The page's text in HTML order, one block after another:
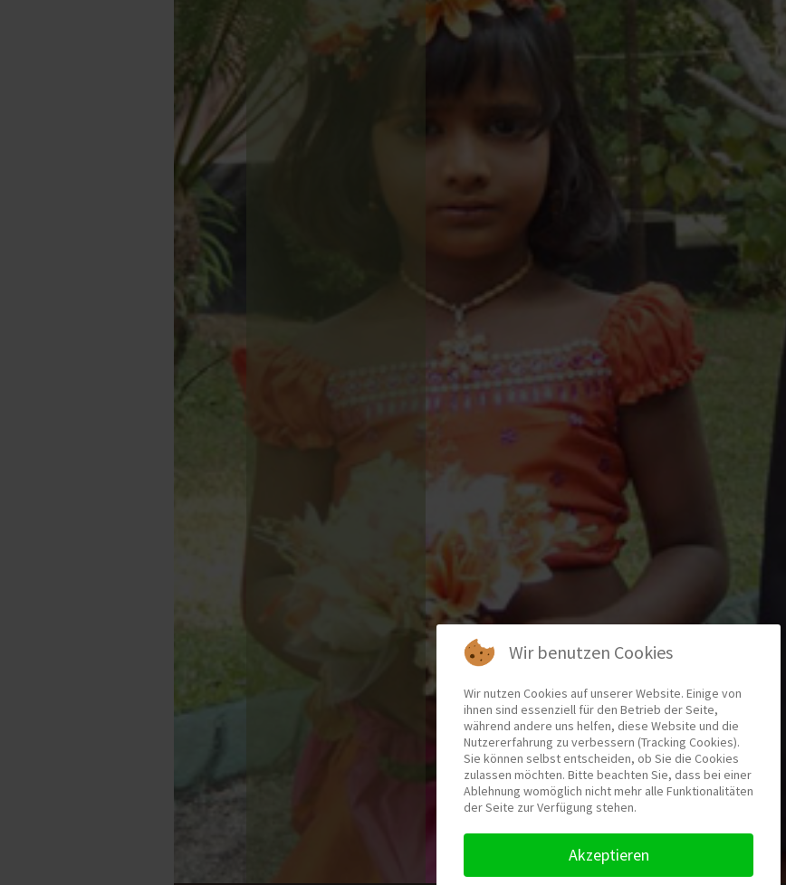
Wir benutzen Cookies
Wir nutzen Cookies auf unserer Website. Einige von
ihnen sind essenziell für den Betrieb der Seite,
während andere uns helfen, diese Website und die
Nutzererfahrung zu verbessern (Tracking Cookies).
Sie können selbst entscheiden, ob Sie die Cookies
zulassen möchten. Bitte beachten Sie, dass bei einer
Ablehnung womöglich nicht mehr alle Funktionalitäten
der Seite zur Verfügung stehen.
Akzeptieren